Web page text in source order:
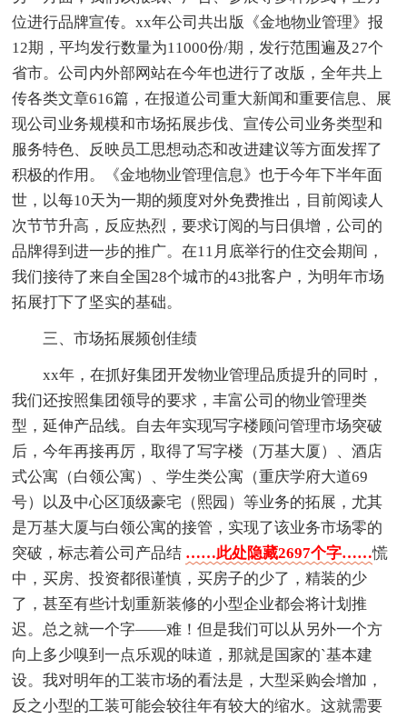
位进行品牌宣传。xx年公司共出版《金地物业管理》报
12期，平均发行数量为11000份/期，发行范围遍及27个
省市。公司内外部网站在今年也进行了改版，全年共上
传各类文章616篇，在报道公司重大新闻和重要信息、展
现公司业务规模和市场拓展步伐、宣传公司业务类型和
服务特色、反映员工思想动态和改进建议等方面发挥了
积极的作用。《金地物业管理信息》也于今年下半年面
世，以每10天为一期的频度对外免费推出，目前阅读人
次节节升高，反应热烈，要求订阅的与日俱增，公司的
品牌得到进一步的推广。在11月底举行的住交会期间，
我们接待了来自全国28个城市的43批客户，为明年市场
拓展打下了坚实的基础。
三、市场拓展频创佳绩
xx年，在抓好集团开发物业管理品质提升的同时，
我们还按照集团领导的要求，丰富公司的物业管理类
型，延伸产品线。自去年实现写字楼顾问管理市场突破
后，今年再接再厉，取得了写字楼（万基大厦）、酒店
式公寓（白领公寓）、学生类公寓（重庆学府大道69
号）以及中心区顶级豪宅（熙园）等业务的拓展，尤其
是万基大厦与白领公寓的接管，实现了该业务市场零的
突破，标志着公司产品结 ……此处隐藏2697个字……慌
中，买房、投资都很谨慎，买房子的少了，精装的少
了，甚至有些计划重新装修的小型企业都会将计划推
迟。总之就一个字——难！但是我们可以从另外一个方
向上多少嗅到一点乐观的味道，那就是国家的`基本建
设。我对明年的工装市场的看法是，大型采购会增加，
反之小型的工装可能会较往年有较大的缩水。这就需要